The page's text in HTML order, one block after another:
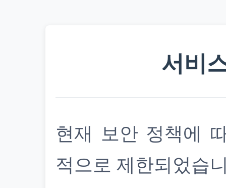
서비
현재 보안 정책에
적으로 제한되었습